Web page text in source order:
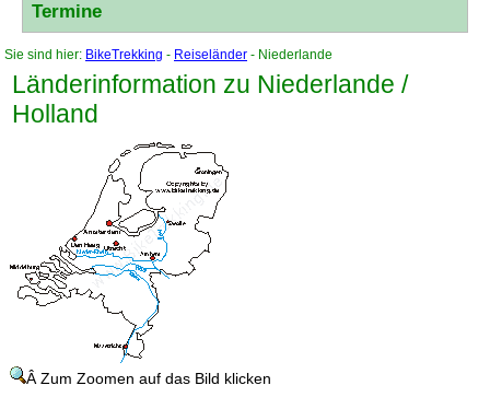
Termine
Sie sind hier: BikeTrekking - Reiseländer - Niederlande
Länderinformation zu Niederlande /
Holland
Â Zum Zoomen auf das Bild klicken